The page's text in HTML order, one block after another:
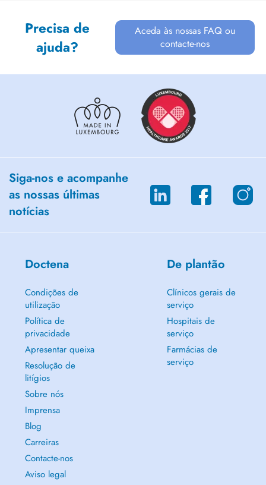
Precisa de
ajuda?
Aceda às nossas FAQ ou
contacte-nos
Siga-nos e acompanhe
as nossas últimas
notícias
Doctena
Condições de
utilização
Política de
privacidade
Apresentar queixa
Resolução de
litígios
Sobre nós
Imprensa
Blog
Carreiras
Contacte-nos
Aviso legal
De plantão
Clínicos gerais de
serviço
Hospitais de
serviço
Farmácias de
serviço